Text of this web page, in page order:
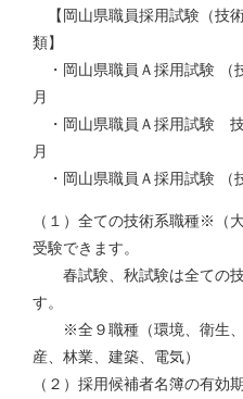
【岡山県職員採用試験（技
類】
・岡山県職員Ａ採用試
月
・岡山県職員Ａ採用試
月
・岡山県職員Ａ採用試
（１）全ての技術系職種※（
受験できます。
春試験、秋試験は全ての技
す。
※全９職種（環境、衛生、
産、林業、建築、電気）
（２）採用候補者名簿の有効